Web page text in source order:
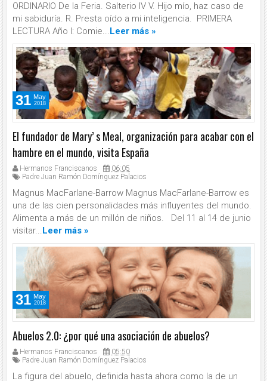
ORDINARIO De la Feria. Salterio IV V. Hijo mío, haz caso de
mi sabiduría. R. Presta oído a mi inteligencia. PRIMERA
LECTURA Año I: Comie...Leer más »
El fundador de Mary’ s Meal, organización para acabar con el
hambre en el mundo, visita España
Hermanos Franciscanos
06:05
Padre Juan Ramón Domínguez Palacios
Magnus MacFarlane-Barrow Magnus MacFarlane-Barrow es
una de las cien personalidades más influyentes del mundo.
Alimenta a más de un millón de niños. Del 11 al 14 de junio
visitar...Leer más »
31 May
2018
Abuelos 2.0: ¿por qué una asociación de abuelos?
Hermanos Franciscanos
05:50
Padre Juan Ramón Domínguez Palacios
La figura del abuelo, definida hasta ahora como la de un
31 May
2018